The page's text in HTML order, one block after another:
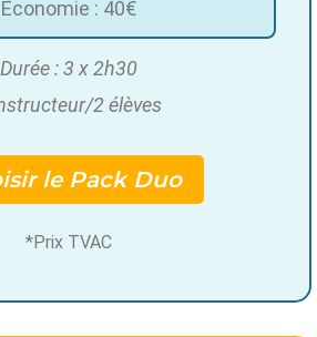
Économie : 40€
Durée : 3 x 2h30
2 élèves
le Pack Duo
*Prix TVAC